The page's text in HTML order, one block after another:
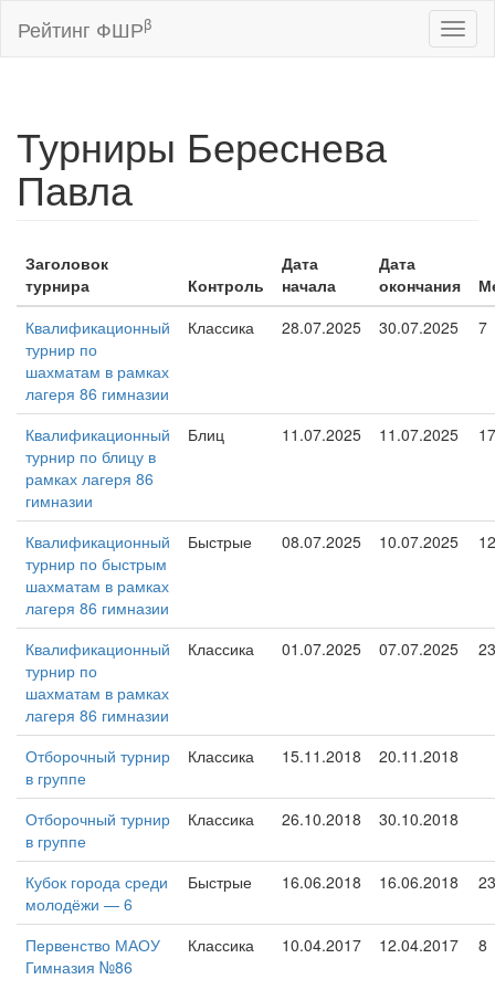
Рейтинг ФШРβ
Турниры Береснева
Павла
Заголовок
турнира
Контроль
Дата
начала
Дата
окончания
Квалификационный
турнир по
шахматам в рамках
лагеря 86 гимназии
Классика 28.07.2025 30.07.2025 7
Квалификационный
турнир по блицу в
рамках лагеря 86
гимназии
Блиц 11.07.2025 11.07.2025 17
Квалификационный
турнир по быстрым
шахматам в рамках
лагеря 86 гимназии
Быстрые 08.07.2025 10.07.2025 12
Квалификационный
турнир по
шахматам в рамках
лагеря 86 гимназии
Классика 01.07.2025 07.07.2025 23
Отборочный турнир
в группе
Классика 15.11.2018 20.11.2018
Отборочный турнир
в группе
Классика 26.10.2018 30.10.2018
Кубок города среди
молодёжи — 6
Быстрые 16.06.2018 16.06.2018 23
Первенство МАОУ
Гимназия №86
Классика 10.04.2017 12.04.2017 8